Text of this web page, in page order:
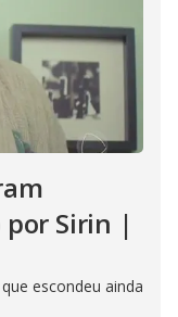
Sirin |
escondeu ainda